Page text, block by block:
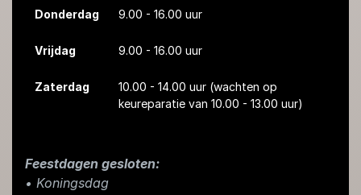
Donderdag 9.00 - 16.00 uur
Vrijdag 9.00 - 16.00 uur
Zaterdag 10.00 - 14.00 uur (wachten op
keureparatie van 10.00 - 13.00 uur)
Feestdagen gesloten:
• Koningsdag